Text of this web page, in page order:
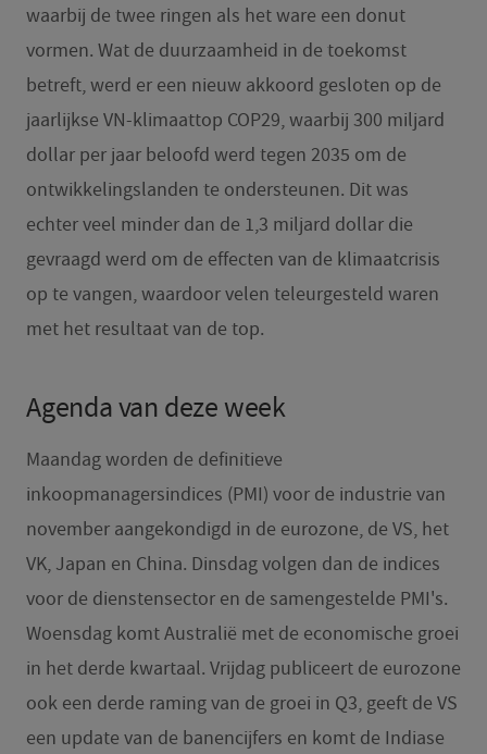
waarbij de twee ringen als het ware een donut
vormen. Wat de duurzaamheid in de toekomst
betreft, werd er een nieuw akkoord gesloten op de
jaarlijkse VN-klimaattop COP29, waarbij 300 miljard
dollar per jaar beloofd werd tegen 2035 om de
ontwikkelingslanden te ondersteunen. Dit was
echter veel minder dan de 1,3 miljard dollar die
gevraagd werd om de effecten van de klimaatcrisis
op te vangen, waardoor velen teleurgesteld waren
met het resultaat van de top.
Agenda van deze week
Maandag worden de definitieve
inkoopmanagersindices (PMI) voor de industrie van
november aangekondigd in de eurozone, de VS, het
VK, Japan en China. Dinsdag volgen dan de indices
voor de dienstensector en de samengestelde PMI's.
Woensdag komt Australië met de economische groei
in het derde kwartaal. Vrijdag publiceert de eurozone
ook een derde raming van de groei in Q3, geeft de VS
een update van de banencijfers en komt de Indiase